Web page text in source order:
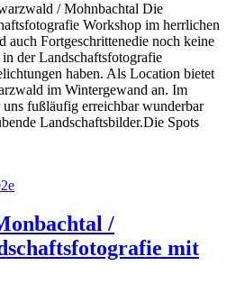
/ Mohnbachtal Die
Workshop im herrlichen
auch Fortgeschrittenedie noch keine
der Landschaftsfotografie
haben. Als Location bietet
im Wintergewand an. Im
fußläufig erreichbar wunderbar
Landschaftsbilder.Die Spots
/
mit